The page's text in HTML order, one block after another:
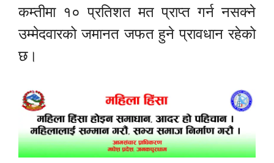
कम्तीमा १० प्रतिशत मत प्राप्त गर्न नसक्ने
उम्मेदवारको जमानत जफत हुने प्रावधान रहेको
छ।